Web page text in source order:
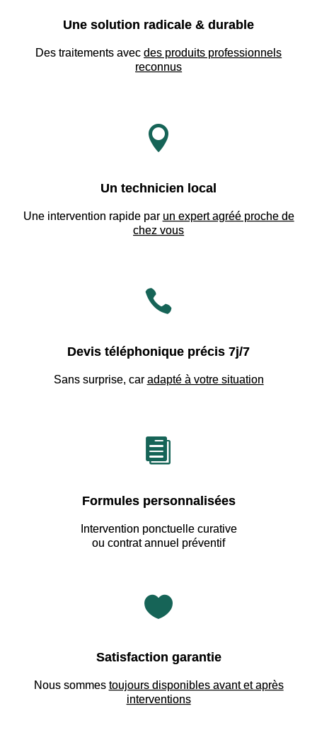
Une solution radicale & durable
Des traitements avec des produits professionnels
reconnus

Un technicien local
Une intervention rapide par un expert agréé proche de
chez vous

Devis téléphonique précis 7j/7
Sans surprise, car adapté à votre situation

Formules personnalisées
Intervention ponctuelle curative
ou contrat annuel préventif

Satisfaction garantie
Nous sommes toujours disponibles avant et après
interventions